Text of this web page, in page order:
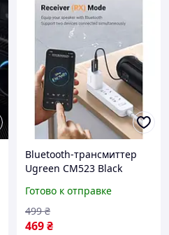
Bluetooth-трансмиттер
Ugreen CM523 Black
Готово к отправке
469₴
499 ₴